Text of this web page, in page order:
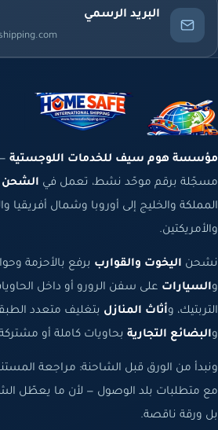
البريد الرسمي
مؤسسة هوم سيف للخدمات اللوجستية
مسجّلة برقم موحّد نشط، تعمل في الشحن
المملكة والخليج إلى أوروبا وشمال أفريقيا
والأمريكتين.
نشحن اليخوت والقوارب برفع بالأحزمة
والسيارات على سفن الرورو أو داخل
التربتيك، وأثاث المنازل بتغليف متعدد
والبضائع التجارية بحاويات كاملة أو
ونبدأ من الورق قبل الشاحنة: مراجعة
مع متطلبات بلد الوصول — لأن ما يعطّل
بل ورقة ناقصة.